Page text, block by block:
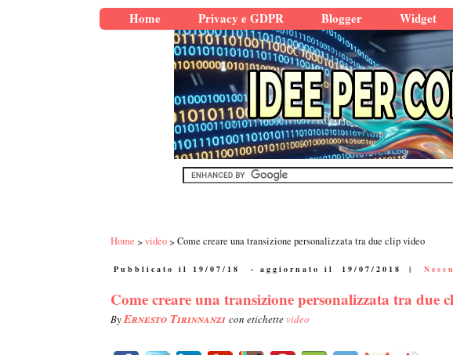
Home Privacy e GDPR Blogger Widget
Home video Come creare una transizione personalizzata tra due clip video
Pubblicato il 19/07/18 - aggiornato il 19/07/2018 |
Come creare una transizione personalizzata tra due
ByErnesto Tirinnanzi con etichettevideo